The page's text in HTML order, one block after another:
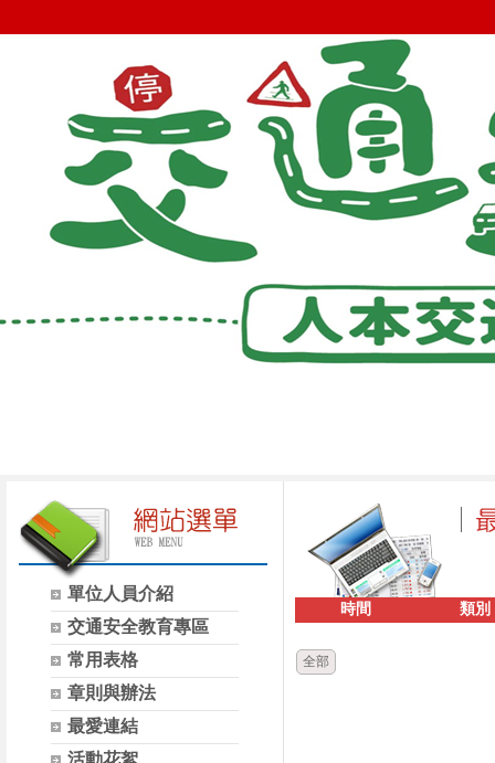
單位人員介紹
交通安全教育專區
常用表格
章則與辦法
最愛連結
活動花絮
時間 類別
全部